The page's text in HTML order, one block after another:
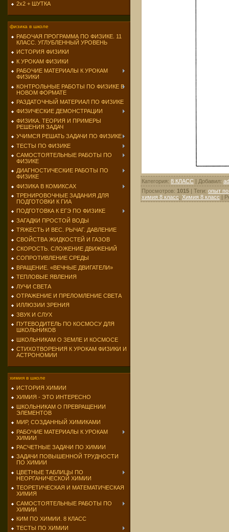
2х2 + ШУТКА
физика в школе
РАБОЧАЯ ПРОГРАММА ПО ФИЗИКЕ. 11
КЛАСС. УГЛУБЛЕННЫЙ УРОВЕНЬ
ИСТОРИЯ ФИЗИКИ
К УРОКАМ ФИЗИКИ
РАБОЧИЕ МАТЕРИАЛЫ К УРОКАМ
ФИЗИКИ
КОНТРОЛЬНЫЕ РАБОТЫ ПО ФИЗИКЕ В
НОВОМ ФОРМАТЕ
РАЗДАТОЧНЫЙ МАТЕРИАЛ ПО ФИЗИКЕ
ФИЗИЧЕСКИЕ ДЕМОНСТРАЦИИ
ФИЗИКА. ТЕОРИЯ И ПРИМЕРЫ
РЕШЕНИЯ ЗАДАЧ
УЧИМСЯ РЕШАТЬ ЗАДАЧИ ПО ФИЗИКЕ
ТЕСТЫ ПО ФИЗИКЕ
САМОСТОЯТЕЛЬНЫЕ РАБОТЫ ПО
ФИЗИКЕ
ДИАГНОСТИЧЕСКИЕ РАБОТЫ ПО
ФИЗИКЕ
ФИЗИКА В КОМИКСАХ
ТРЕНИРОВОЧНЫЕ ЗАДАНИЯ ДЛЯ
ПОДГОТОВКИ К ГИА
ПОДГОТОВКА К ЕГЭ ПО ФИЗИКЕ
ЗАГАДКИ ПРОСТОЙ ВОДЫ
ТЯЖЕСТЬ И ВЕС. РЫЧАГ. ДАВЛЕНИЕ
СВОЙСТВА ЖИДКОСТЕЙ И ГАЗОВ
СКОРОСТЬ. СЛОЖЕНИЕ ДВИЖЕНИЙ
СОПРОТИВЛЕНИЕ СРЕДЫ
ВРАЩЕНИЕ. «ВЕЧНЫЕ ДВИГАТЕЛИ»
ТЕПЛОВЫЕ ЯВЛЕНИЯ
ЛУЧИ СВЕТА
ОТРАЖЕНИЕ И ПРЕЛОМЛЕНИЕ СВЕТА
ИЛЛЮЗИИ ЗРЕНИЯ
ЗВУК И СЛУХ
ПУТЕВОДИТЕЛЬ ПО КОСМОСУ ДЛЯ
ШКОЛЬНИКОВ
ШКОЛЬНИКАМ О ЗЕМЛЕ И КОСМОСЕ
СТИХОТВОРЕНИЯ К УРОКАМ ФИЗИКИ И
АСТРОНОМИИ
химия в школе
ИСТОРИЯ ХИМИИ
ХИМИЯ - ЭТО ИНТЕРЕСНО
ШКОЛЬНИКАМ О ПРЕВРАЩЕНИИ
ЭЛЕМЕНТОВ
МИР, СОЗДАННЫЙ ХИМИКАМИ
РАБОЧИЕ МАТЕРИАЛЫ К УРОКАМ
ХИМИИ
РАСЧЕТНЫЕ ЗАДАЧИ ПО ХИМИИ
ЗАДАЧИ ПОВЫШЕННОЙ ТРУДНОСТИ
ПО ХИМИИ
ЦВЕТНЫЕ ТАБЛИЦЫ ПО
НЕОРГАНИЧЕСКОЙ ХИМИИ
ТЕОРЕТИЧЕСКАЯ И МАТЕМАТИЧЕСКАЯ
ХИМИЯ
САМОСТОЯТЕЛЬНЫЕ РАБОТЫ ПО
ХИМИИ
КИМ ПО ХИМИИ. 8 КЛАСС
ТЕСТЫ ПО ХИМИИ
Категория: 8 КЛАСС | Добавил:
Просмотров: 1015 | Теги: опыт
химия 8 класс Химия 8 класс |